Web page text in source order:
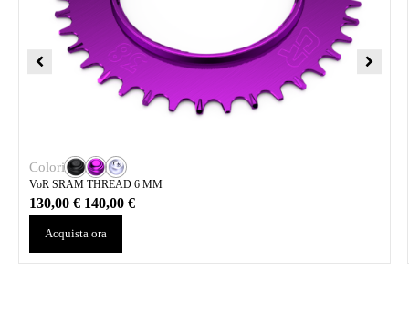
Colori
VoR SRAM THREAD 6 MM
130,00€-140,00€
Acquista ora